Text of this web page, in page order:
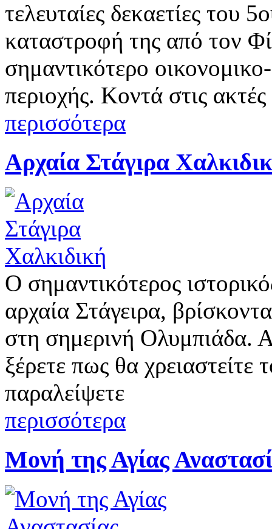
τελευταίες δεκαετίες του
καταστροφή της από τον
σημαντικότερο
περιοχής. Κοντά στις ακτές
περισσότερα
Αρχαία Στάγιρα
Ο σημαντικότερος
αρχαία Στάγειρα,
στη σημερινή Ολυμπιάδα.
ξέρετε πως θα
παραλείψετε
περισσότερα
Μονή της Αγίας